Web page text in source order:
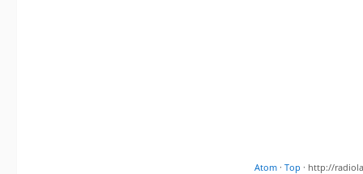
Atom · Top · http://